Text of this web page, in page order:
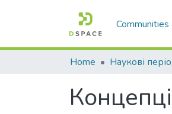
Home